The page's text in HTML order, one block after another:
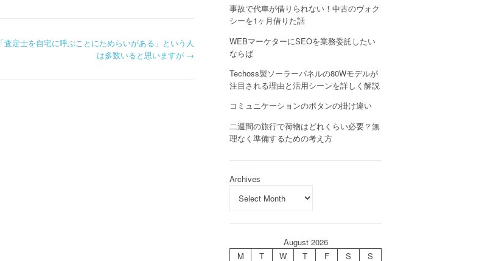
「査定士を自宅に呼ぶことにためらいがある」という人
は多数いると思いますが →
事故で代車が借りられない！中古のヴォク
シーを1ヶ月借りた話
WEBマーケターにSEOを業務委託したい
ならば
Techoss製ソーラーパネルの80Wモデルが
注目される理由と活用シーンを詳しく解説
コミュニケーションのボタンの掛け違い
二週間の旅行で荷物はどれくらい必要？無
理なく準備するための考え方
Archives
August 2026
M
T W T F S S